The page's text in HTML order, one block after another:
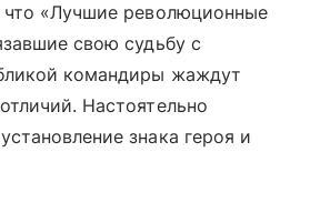
«Лучшие революционные
свою судьбу с
командиры жаждут
Настоятельно
знака героя и